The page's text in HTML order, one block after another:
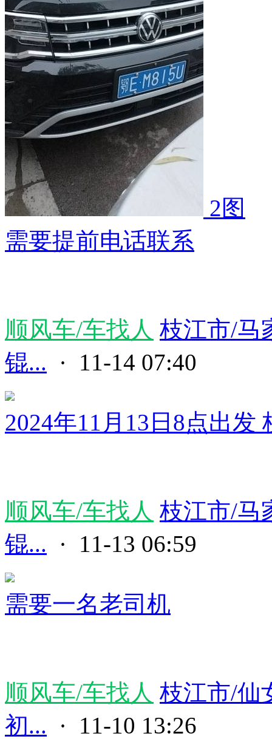
2图
需要提前电话联系
顺风车/车找人 枝江市/马
锟...
· 11-14 07:40
2024年11月13日8点出发
顺风车/车找人 枝江市/马
锟...
· 11-13 06:59
需要一名老司机
顺风车/车找人 枝江市/仙
初...
· 11-10 13:26